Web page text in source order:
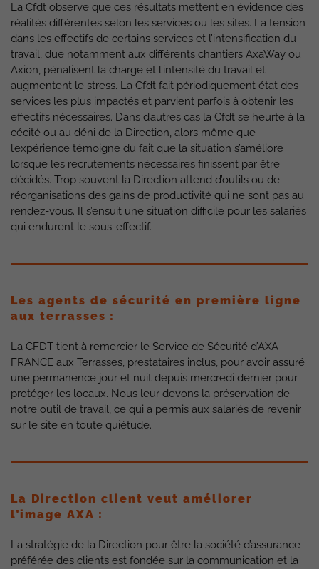
La Cfdt observe que ces résultats mettent en évidence des
réalités différentes selon les services ou les sites. La tension
dans les effectifs de certains services et l’intensification du
travail, due notamment aux différents chantiers AxaWay ou
Axion, pénalisent la charge et l’intensité du travail et
augmentent le stress. La Cfdt fait périodiquement état des
services les plus impactés et parvient parfois à obtenir les
effectifs nécessaires. Dans d’autres cas la Cfdt se heurte à la
cécité ou au déni de la Direction, alors même que
l’expérience témoigne du fait que la situation s’améliore
lorsque les recrutements nécessaires finissent par être
décidés. Trop souvent la Direction attend d’outils ou de
réorganisations des gains de productivité qui ne sont pas au
rendez-vous. Il s’ensuit une situation difficile pour les salariés
qui endurent le sous-effectif.
Les agents de sécurité en première ligne
aux terrasses :
La CFDT tient à remercier le Service de Sécurité d’AXA
FRANCE aux Terrasses, prestataires inclus, pour avoir assuré
une permanence jour et nuit depuis mercredi dernier pour
protéger les locaux. Nous leur devons la préservation de
notre outil de travail, ce qui a permis aux salariés de revenir
sur le site en toute quiétude.
La Direction client veut améliorer
l’image AXA :
La stratégie de la Direction pour être la société d’assurance
préférée des clients est fondée sur la communication et la